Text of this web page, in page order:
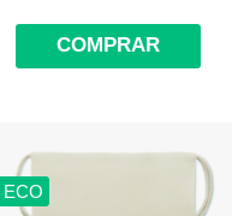
COMPRAR
ECO